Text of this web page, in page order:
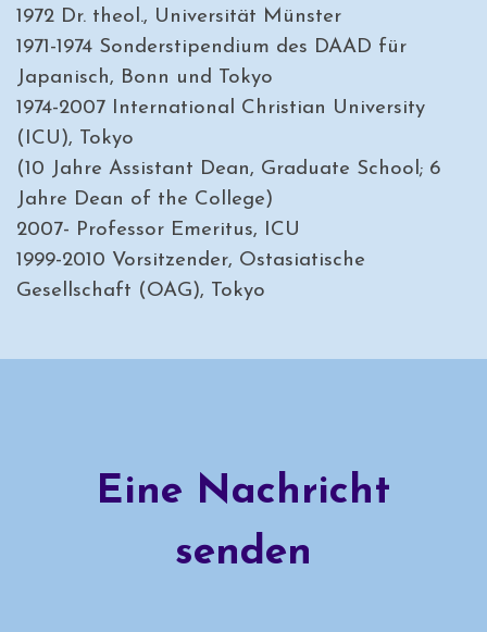
1972 Dr. theol., Universität Münster
1971-1974 Sonderstipendium des DAAD für
Japanisch, Bonn und Tokyo
1974-2007 International Christian University
(ICU), Tokyo
(10 Jahre Assistant Dean, Graduate School; 6
Jahre Dean of the College)
2007- Professor Emeritus, ICU
1999-2010 Vorsitzender, Ostasiatische
Gesellschaft (OAG), Tokyo
Eine Nachricht
senden